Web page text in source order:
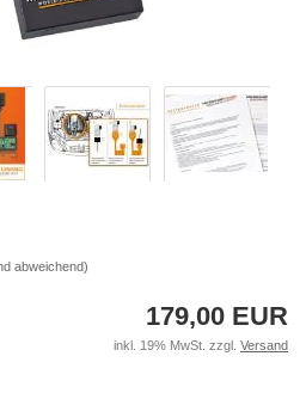
abweichend)
179,00 EUR
inkl. 19% MwSt. zzgl. Versand